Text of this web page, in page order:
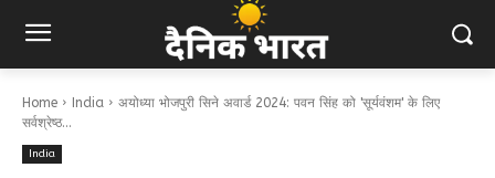
Home India
अयोध्या भोजपुरी सिने अवार्ड 2024: पवन सिंह को 'सूर्यवंशम' के लिए
सर्वश्रेष्ठ...
India